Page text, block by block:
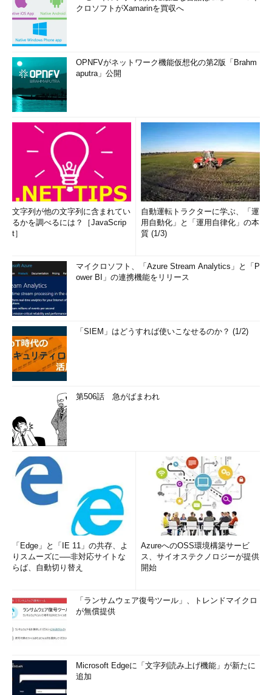
クロソフトがXamarinを買収へ
OPNFVがネットワーク機能仮想化の第2版「Brahm
aputra」公開
文字列が他の文字列に含まれてい
るかを調べるには？［JavaScrip
t］
自動運転トラクターに学ぶ、「運
用自動化」と「運用自律化」の本
質 (1/3)
マイクロソフト、「Azure Stream Analytics」と「P
ower BI」の連携機能をリリース
「SIEM」はどうすれば使いこなせるのか？ (1/2)
第506話 急がばまわれ
「Edge」と「IE 11」の共存、よ
りスムーズに──非対応サイトな
らば、自動切り替え
AzureへのOSS環境構築サービ
ス、サイオステクノロジーが提供
開始
「ランサムウェア復号ツール」、トレンドマイクロ
が無償提供
Microsoft Edgeに「文字列読み上げ機能」が新たに
追加